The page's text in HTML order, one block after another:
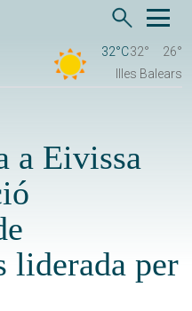
32°C32°
26°
Illes Balears
a Eivissa
liderada per